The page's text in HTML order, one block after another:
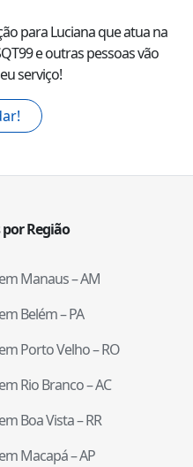
paraLucianaque atua na
e outras pessoas vão
serviço!
Região
Manaus–AM
Belém–PA
Porto Velho–RO
Rio Branco–AC
Boa Vista–RR
Macapá–AP